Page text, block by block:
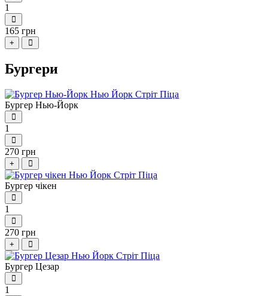
1
165 грн
+
Бургери
Бургер Нью-Йорк
1
270 грн
+
Бургер чікен
1
270 грн
+
Бургер Цезар
1